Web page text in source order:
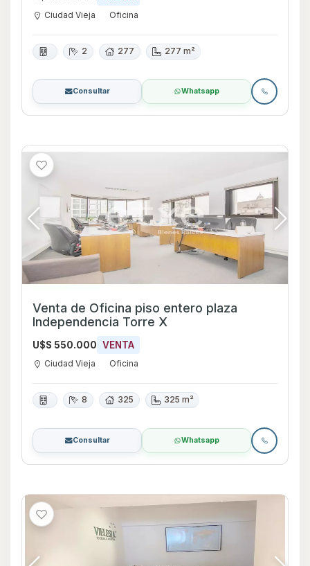
Ciudad Vieja Oficina
2 277 277 m²
Consultar Whatsapp
Venta de Oficina piso entero plaza
Independencia Torre X
U$S 550.000 VENTA
Ciudad Vieja Oficina
8 325 325 m²
Consultar Whatsapp